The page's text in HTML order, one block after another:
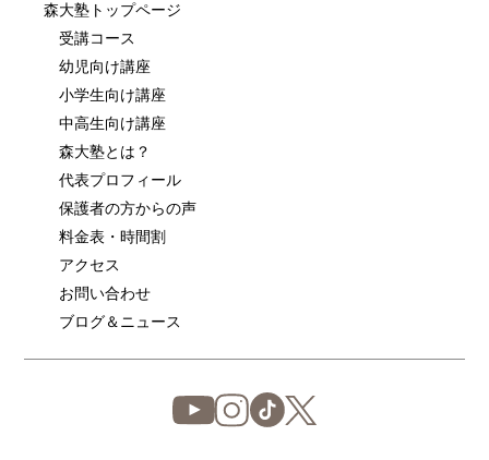
森大塾トップページ
受講コース
幼児向け講座
小学生向け講座
中高生向け講座
森大塾とは？
代表プロフィール
保護者の方からの声
料金表・時間割
アクセス
お問い合わせ
ブログ＆ニュース